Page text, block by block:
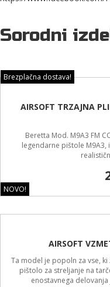
Sorodni
Brezplačna dostava!